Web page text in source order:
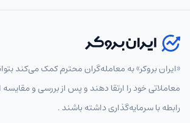
«ایران بروکر» به معامله‌گران محترم کمک می‌کند
معاملاتی خود را ارتقا دهند و پس از بررسی و
رابطه با سرمایه‌گذاری داشته باشند .